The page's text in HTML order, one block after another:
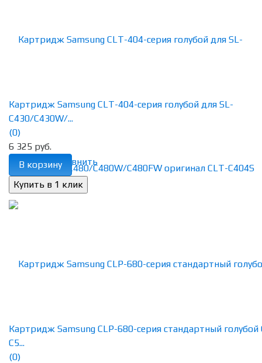
избранное сравнить
Картридж Samsung CLT-404-серия голубой для SL-
C430/C430W/...
(0)
6 325 руб.
В корзину
Картридж Samsung CLP-680-серия стандартный голубой
C5...
(0)